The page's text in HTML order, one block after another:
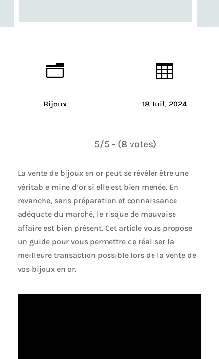
n
Bijoux

18 Juil, 2024
5/5 - (8 votes)
La vente de bijoux en or peut se révéler être une
véritable mine d’or si elle est bien menée. En
revanche, sans préparation et connaissance
adéquate du marché, le risque de mauvaise
affaire est bien présent. Cet article vous propose
un guide pour vous permettre de réaliser la
meilleure transaction possible lors de la vente de
vos bijoux en or.